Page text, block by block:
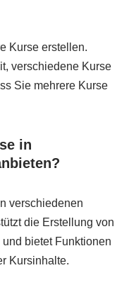
Kurse erstellen.
verschiedene Kurse
Sie mehrere Kurse
in
verschiedenen
die Erstellung von
bietet Funktionen
Kursinhalte.